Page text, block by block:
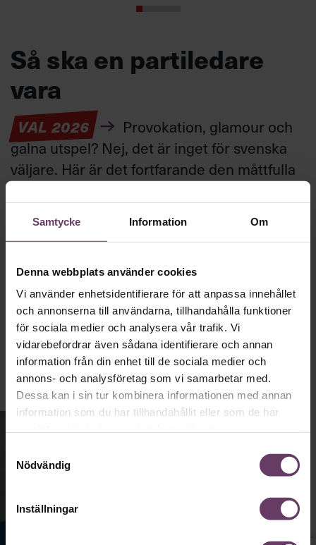
Samtycke Information Om
Denna webbplats använder cookies
Vi använder enhetsidentifierare för att anpassa innehållet
och annonserna till användarna, tillhandahålla funktioner
för sociala medier och analysera vår trafik. Vi
vidarebefordrar även sådana identifierare och annan
information från din enhet till de sociala medier och
annons- och analysföretag som vi samarbetar med.
Dessa kan i sin tur kombinera informationen med annan
information som du har tillhandahållit eller som de har
Nödvändig
Inställningar
Så ska en partiledare
vara
VAL 2026
Provokation, glamour och
galna utspel? Nej, det är inget för svenska
väljare. Här är det fortfarande den måttfulla
tråkig partiledare i foträta skor, än en
Ledarskap
Text: Fredrik Kullberg
Publicerad2026-08-03